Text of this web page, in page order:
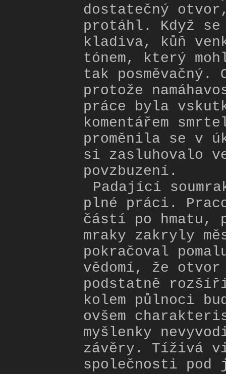
dostatečný
protáhl. Když
kladiva, kůň
tónem, který
tak
protože
práce byla
komentářem
proměnila se v
si zasluhovalo
povzbuzení.
Padající
plné práci.
částí po hmatu,
mraky zakryly
pokračoval
vědomí, že
podstatně
kolem půlnoci
ovšem
myšlenky
závěry. Tíživá
společnosti pod